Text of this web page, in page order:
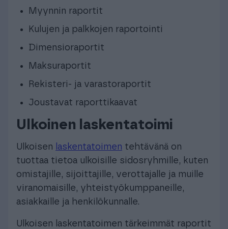
Myynnin raportit
Kulujen ja palkkojen raportointi
Dimensioraportit
Maksuraportit
Rekisteri- ja varastoraportit
Joustavat raporttikaavat
Ulkoinen laskentatoimi
Ulkoisen laskentatoimen tehtävänä on
tuottaa tietoa ulkoisille sidosryhmille, kuten
omistajille, sijoittajille, verottajalle ja muille
viranomaisille, yhteistyökumppaneille,
asiakkaille ja henkilökunnalle.
Ulkoisen laskentatoimen tärkeimmät raportit